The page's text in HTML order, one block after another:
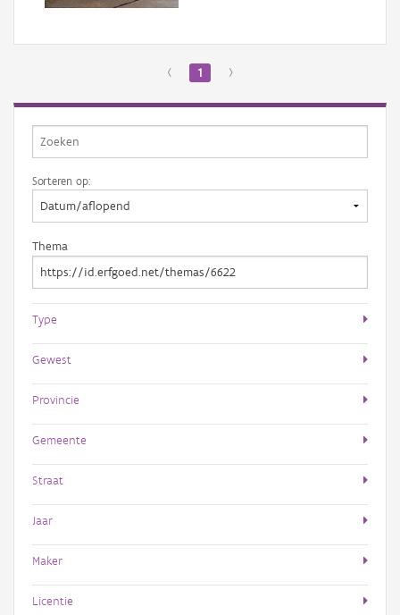
‹ 1 ›
Sorteren op:
Thema
Type
Gewest
Provincie
Gemeente
Straat
Jaar
Maker
Licentie